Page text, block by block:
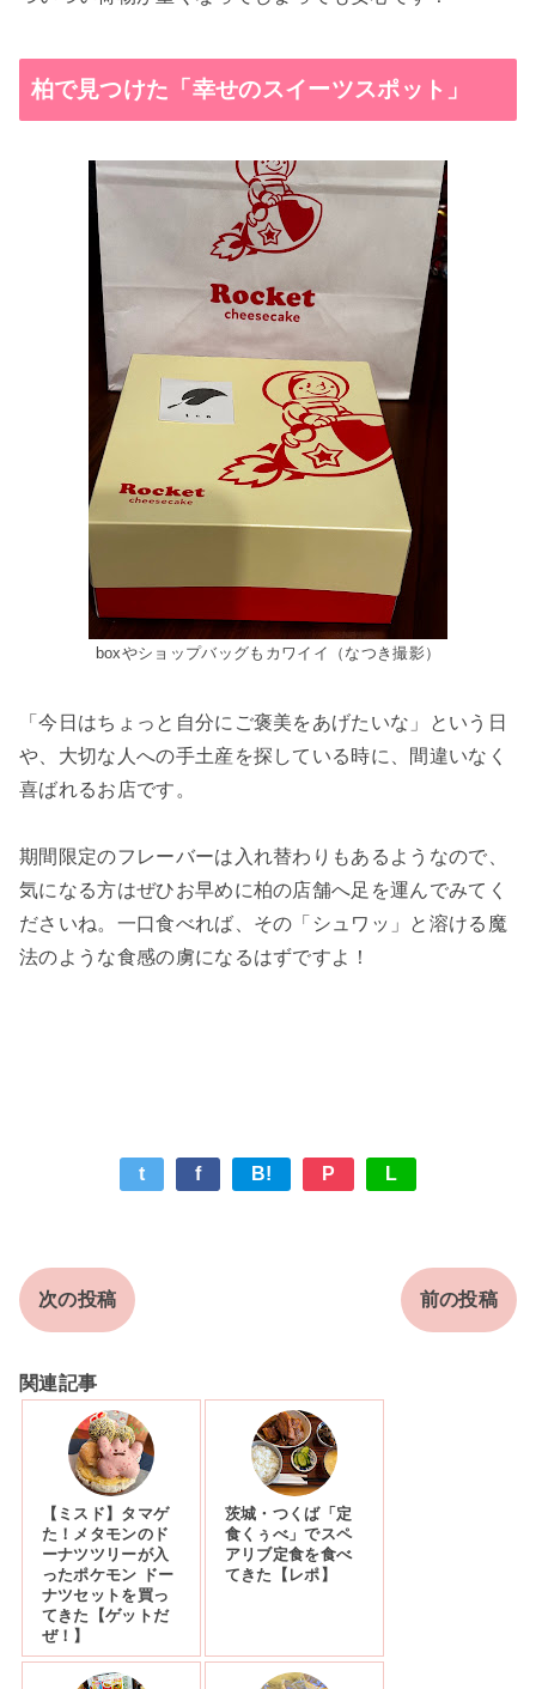
柏で見つけた「幸せのスイーツスポット」
boxやショップバッグもカワイイ（なつき撮影）
「今日はちょっと自分にご褒美をあげたいな」という日
や、大切な人への手土産を探している時に、間違いなく
喜ばれるお店です。
期間限定のフレーバーは入れ替わりもあるようなので、
気になる方はぜひお早めに柏の店舗へ足を運んでみてく
ださいね。一口食べれば、その「シュワッ」と溶ける魔
法のような食感の虜になるはずですよ！
t f B! P L
次の投稿 前の投稿
関連記事
【ミスド】タマゲ
た！メタモンのド
ーナツツリーが入
ったポケモン ドー
ナツセットを買っ
てきた【ゲットだ
ぜ！】
茨城・つくば「定
食くぅべ」でスペ
アリブ定食を食べ
てきた【レポ】